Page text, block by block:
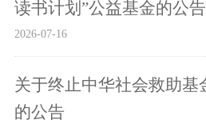
读书计划”公益基金的公告
2026-07-16
关于终止中华社会救助基
的公告